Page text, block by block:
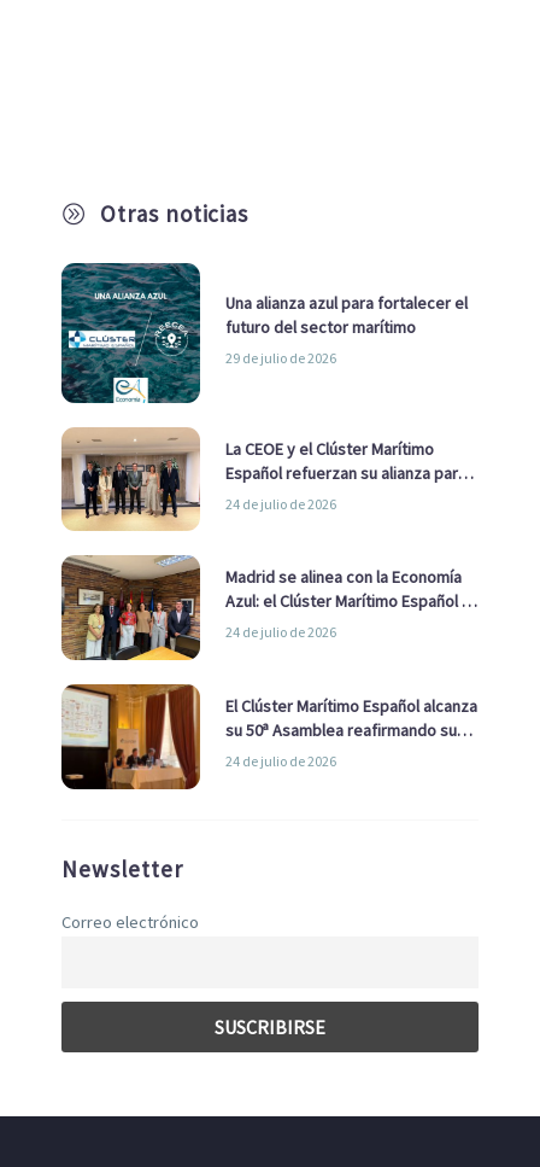
A Otras noticias
Una alianza azul para fortalecer el
futuro del sector marítimo
29 de julio de 2026
La CEOE y el Clúster Marítimo
Español refuerzan su alianza para
impulsar una estrategia Nacional
24 de julio de 2026
Madrid se alinea con la Economía
Azul: el Clúster Marítimo Español y
la Real Liga Naval avanzan alianzas
24 de julio de 2026
El Clúster Marítimo Español alcanza
su 50ª Asamblea reafirmando su
liderazgo en la Economía Azul
24 de julio de 2026
Newsletter
Correo electrónico